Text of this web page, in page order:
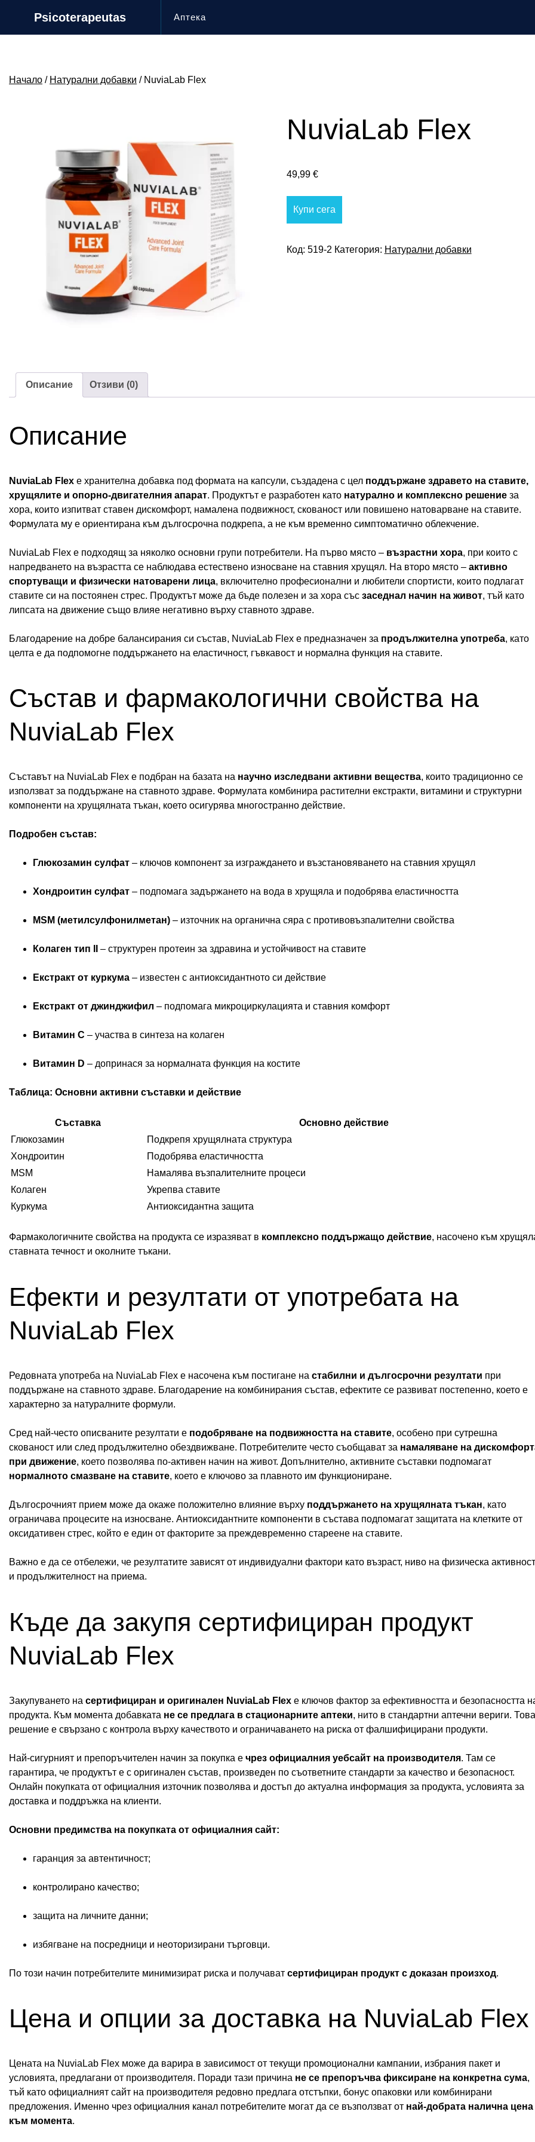
content
Psicoterapeutas Аптека
Начало / Натурални добавки / NuviaLab Flex
NuviaLab Flex
49,99 €
Купи сега
Код: 519-2 Категория: Натурални добавки
Описание Отзиви (0)
Описание
NuviaLab Flex е хранителна добавка под формата на капсули, създадена с цел поддържане здравето на ставите,
хрущялите и опорно-двигателния апарат. Продуктът е разработен като натурално и комплексно решение за
хора, които изпитват ставен дискомфорт, намалена подвижност, скованост или повишено натоварване на ставите.
Формулата му е ориентирана към дългосрочна подкрепа, а не към временно симптоматично облекчение.
NuviaLab Flex е подходящ за няколко основни групи потребители. На първо място – възрастни хора, при които с
напредването на възрастта се наблюдава естествено износване на ставния хрущял. На второ място – активно
спортуващи и физически натоварени лица, включително професионални и любители спортисти, които подлагат
ставите си на постоянен стрес. Продуктът може да бъде полезен и за хора със заседнал начин на живот, тъй като
липсата на движение също влияе негативно върху ставното здраве.
Благодарение на добре балансирания си състав, NuviaLab Flex е предназначен за продължителна употреба, като
целта е да подпомогне поддържането на еластичност, гъвкавост и нормална функция на ставите.
Състав и фармакологични свойства на
NuviaLab Flex
Съставът на NuviaLab Flex е подбран на базата на научно изследвани активни вещества, които традиционно се
използват за поддържане на ставното здраве. Формулата комбинира растителни екстракти, витамини и структурни
компоненти на хрущялната тъкан, което осигурява многостранно действие.
Подробен състав:
Глюкозамин сулфат – ключов компонент за изграждането и възстановяването на ставния хрущял
Хондроитин сулфат – подпомага задържането на вода в хрущяла и подобрява еластичността
MSM (метилсулфонилметан) – източник на органична сяра с противовъзпалителни свойства
Колаген тип II – структурен протеин за здравина и устойчивост на ставите
Екстракт от куркума – известен с антиоксидантното си действие
Екстракт от джинджифил – подпомага микроциркулацията и ставния комфорт
Витамин C – участва в синтеза на колаген
Витамин D – допринася за нормалната функция на костите
Таблица: Основни активни съставки и действие
Съставка
Основно действие
Глюкозамин
Подкрепя хрущялната структура
Хондроитин
Подобрява еластичността
MSM
Намалява възпалителните процеси
Колаген
Укрепва ставите
Куркума
Антиоксидантна защита
Фармакологичните свойства на продукта се изразяват в комплексно поддържащо действие, насочено към
ставната течност и околните тъкани.
Ефекти и резултати от употребата на
NuviaLab Flex
Редовната употреба на NuviaLab Flex е насочена към постигане на стабилни и дългосрочни резултати при
поддържане на ставното здраве. Благодарение на комбинирания състав, ефектите се развиват постепенно, което е
характерно за натуралните формули.
Сред най-често описваните резултати е подобряване на подвижността на ставите, особено при сутрешна
скованост или след продължително обездвижване. Потребителите често съобщават за намаляване на
при движение, което позволява по-активен начин на живот. Допълнително, активните съставки подпомагат
нормалното смазване на ставите, което е ключово за плавното им функциониране.
Дългосрочният прием може да окаже положително влияние върху поддържането на хрущялната тъкан, като
ограничава процесите на износване. Антиоксидантните компоненти в състава подпомагат защитата на клетките от
оксидативен стрес, който е един от факторите за преждевременно стареене на ставите.
Важно е да се отбележи, че резултатите зависят от индивидуални фактори като възраст, ниво на физическа активност
и продължителност на приема.
Къде да закупя сертифициран продукт
NuviaLab Flex
Закупуването на сертифициран и оригинален NuviaLab Flex е ключов фактор за ефективността и безопасността
продукта. Към момента добавката не се предлага в стационарните аптеки, нито в стандартни аптечни вериги. Това
решение е свързано с контрола върху качеството и ограничаването на риска от фалшифицирани продукти.
Най-сигурният и препоръчителен начин за покупка е чрез официалния уебсайт на производителя. Там се
гарантира, че продуктът е с оригинален състав, произведен по съответните стандарти за качество и безопасност.
Онлайн покупката от официалния източник позволява и достъп до актуална информация за продукта, условията за
доставка и поддръжка на клиенти.
Основни предимства на покупката от официалния сайт:
гаранция за автентичност;
контролирано качество;
защита на личните данни;
избягване на посредници и неоторизирани търговци.
По този начин потребителите минимизират риска и получават сертифициран продукт с доказан произход.
Цена и опции за доставка на NuviaLab Flex
Цената на NuviaLab Flex може да варира в зависимост от текущи промоционални кампании, избрания пакет и
условията, предлагани от производителя. Поради тази причина не се препоръчва фиксиране на конкретна сума,
тъй като официалният сайт на производителя редовно предлага отстъпки, бонус опаковки или комбинирани
предложения. Именно чрез официалния канал потребителите могат да се възползват от най-добрата налична цена
към момента.